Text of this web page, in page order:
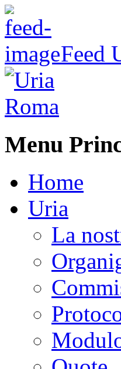
Feed
Menu
Home
Uria
La